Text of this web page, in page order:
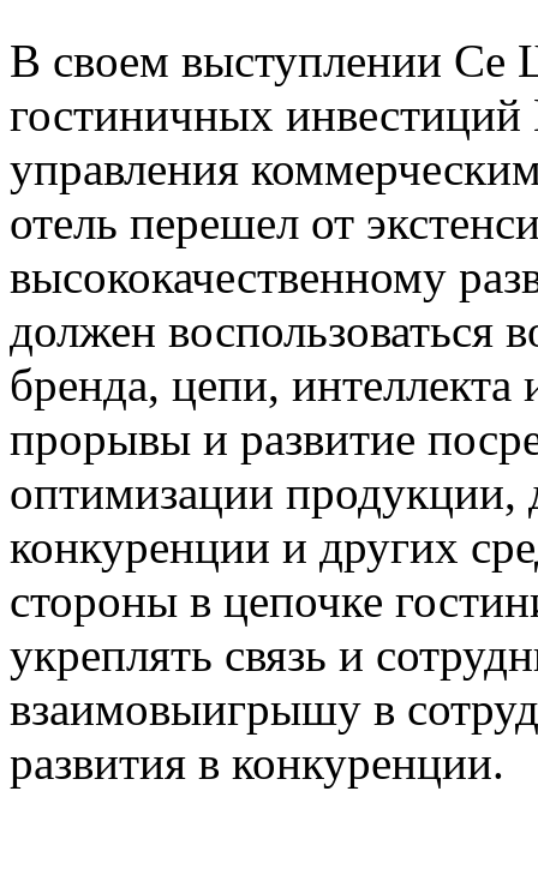
В своем выступлении Се
гостиничных
управления
отель перешел от
высококачественному
должен воспользоваться
бренда, цепи,
прорывы и развитие
оптимизации
конкуренции и других
стороны в цепочке
укреплять связь и
взаимовыигрышу в
развития в конкуренции.